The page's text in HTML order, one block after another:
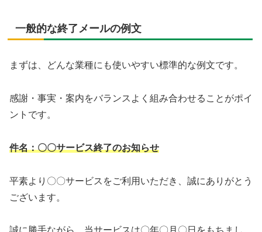
一般的な終了メールの例文
まずは、どんな業種にも使いやすい標準的な例文です。
感謝・事実・案内をバランスよく組み合わせることがポイ
ントです。
件名：〇〇サービス終了のお知らせ
平素より〇〇サービスをご利用いただき、誠にありがとう
ございます。